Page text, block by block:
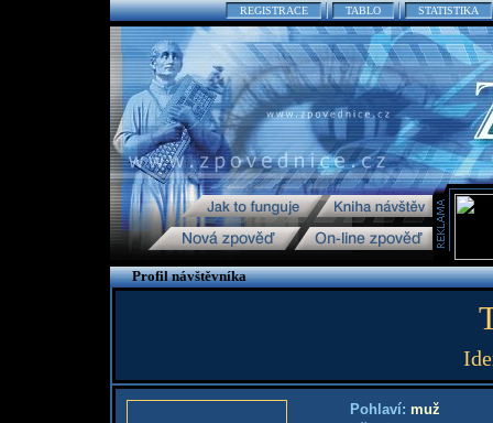
REGISTRACE TABLO STATISTIKA
Profil návštěvníka
Pohlaví: muž